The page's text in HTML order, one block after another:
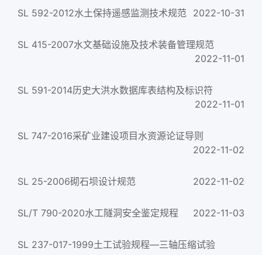
SL 592-2012水土保持遥感监测技术规范 2022-10-31
SL 415-2007水文基础设施及技术装备管理规范
2022-11-01
SL 591-2014历史大洪水数据库表结构及标识符
2022-11-01
SL 747-2016采矿业建设项目水资源论证导则
2022-11-02
SL 25-2006砌石坝设计规范 2022-11-02
SL/T 790-2020水工隧洞安全鉴定规程 2022-11-03
SL 237-017-1999土工试验规程—三轴压缩试验